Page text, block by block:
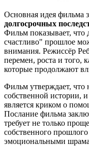
Основная идея фильма
долгосрочных
Фильм показывает, что
счастливо" прошлое
внимания. Режиссёр
перемен, роста и того,
которые продолжают
Фильм утверждает, что
собственной истории,
является криком о
Послание фильма
требует не только
собственного
эмоциональными